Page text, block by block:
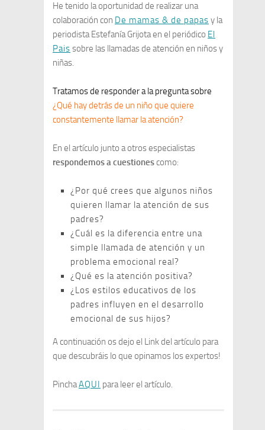
He tenido la oportunidad de realizar una
colaboración con De mamas & de papas y la
periodista Estefanía Grijota en el periódico El
Pais sobre las llamadas de atención en niños y
niñas.
Tratamos de responder a la pregunta sobre
¿Qué hay detrás de un niño que quiere
constantemente llamar la atención?
En el artículo junto a otros especialistas
respondemos a cuestionescomo:
¿Por qué crees que algunos niños
quieren llamar la atención de sus
padres?
¿Cuál es la diferencia entre una
simple llamada de atención y un
problema emocional real?
¿Qué es la atención positiva?
¿Los estilos educativos de los
padres influyen en el desarrollo
emocional de sus hijos?
A continuación os dejo el Link del artículo para
que descubráis lo que opinamos los expertos!
PinchaAQUI para leer el artículo.